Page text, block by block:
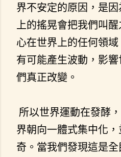
界不安定的原因，是
上的搖晃會把我們叫
心在世界上的任何領
有可能產生波動，影
們真正改變。
所以世界運動在發酵
界朝向一體式集中化
奇。當我們發現這是